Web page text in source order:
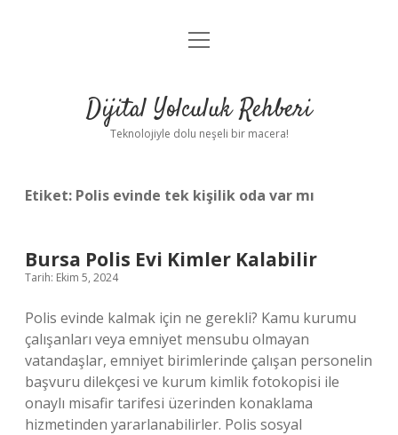
Anasayfa
Yasal Uyarı
menüyü
Dijital Yolculuk Rehberi
Teknolojiyle dolu neşeli bir macera!
Etiket: Polis evinde tek kişilik oda var mı
Bursa Polis Evi Kimler Kalabilir
Tarih: Ekim 5, 2024
Polis evinde kalmak için ne gerekli? Kamu kurumu
çalışanları veya emniyet mensubu olmayan
vatandaşlar, emniyet birimlerinde çalışan personelin
başvuru dilekçesi ve kurum kimlik fotokopisi ile
onaylı misafir tarifesi üzerinden konaklama
hizmetinden yararlanabilirler. Polis sosyal